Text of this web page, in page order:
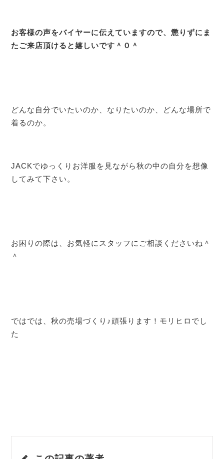
お客様の声をバイヤーに伝えていますので、懲りずにま
たご来店頂けると嬉しいです＾０＾
どんな自分でいたいのか、なりたいのか、どんな場所で
着るのか。
JACKでゆっくりお洋服を見ながら秋の中の自分を想像
してみて下さい。
お困りの際は、お気軽にスタッフにご相談くださいね＾
＾
ではでは、秋の売場づくり♪頑張ります！モリヒロでし
た